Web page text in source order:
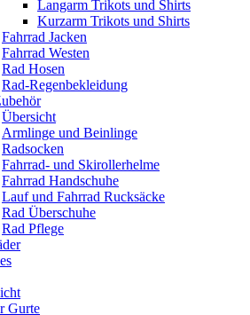
Langarm Trikots und Shirts
Kurzarm Trikots und Shirts
Fahrrad Jacken
Fahrrad Westen
Rad Hosen
Rad-Regenbekleidung
Übersicht
Armlinge und Beinlinge
Radsocken
Fahrrad- und Skirollerhelme
Fahrrad Handschuhe
Lauf und Fahrrad Rucksäcke
Rad Überschuhe
Rad Pflege
Gurte